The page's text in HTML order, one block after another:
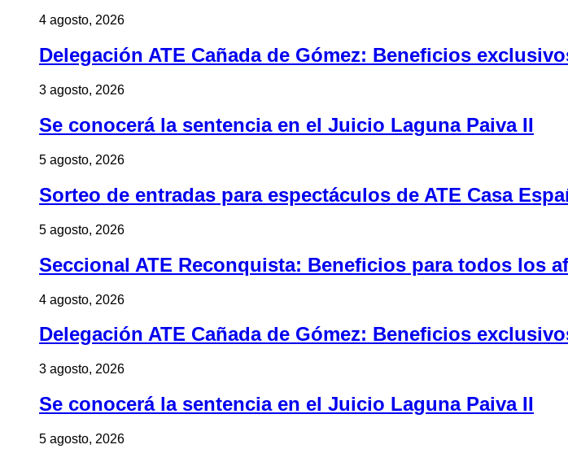
4 agosto, 2026
Delegación ATE Cañada de Gómez: Beneficios
3 agosto, 2026
Se conocerá la sentencia en el Juicio Laguna Paiva II
5 agosto, 2026
Sorteo de entradas para espectáculos de ATE Casa
5 agosto, 2026
Seccional ATE Reconquista: Beneficios para todos los
4 agosto, 2026
Delegación ATE Cañada de Gómez: Beneficios
3 agosto, 2026
Se conocerá la sentencia en el Juicio Laguna Paiva II
5 agosto, 2026